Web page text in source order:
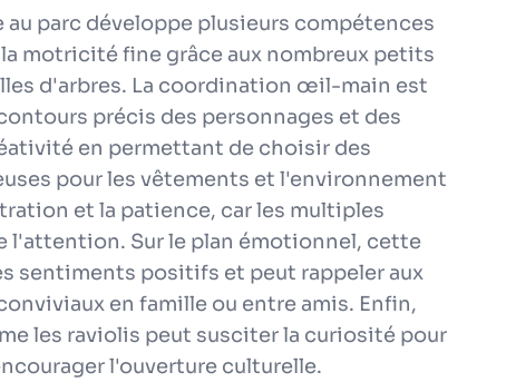
parc développe plusieurs compétences
motricité fine grâce aux nombreux petits
d'arbres. La coordination œil-main est
précis des personnages et des
en permettant de choisir des
pour les vêtements et l'environnement
et la patience, car les multiples
l'attention. Sur le plan émotionnel, cette
sentiments positifs et peut rappeler aux
en famille ou entre amis. Enfin,
les raviolis peut susciter la curiosité pour
l'ouverture culturelle.